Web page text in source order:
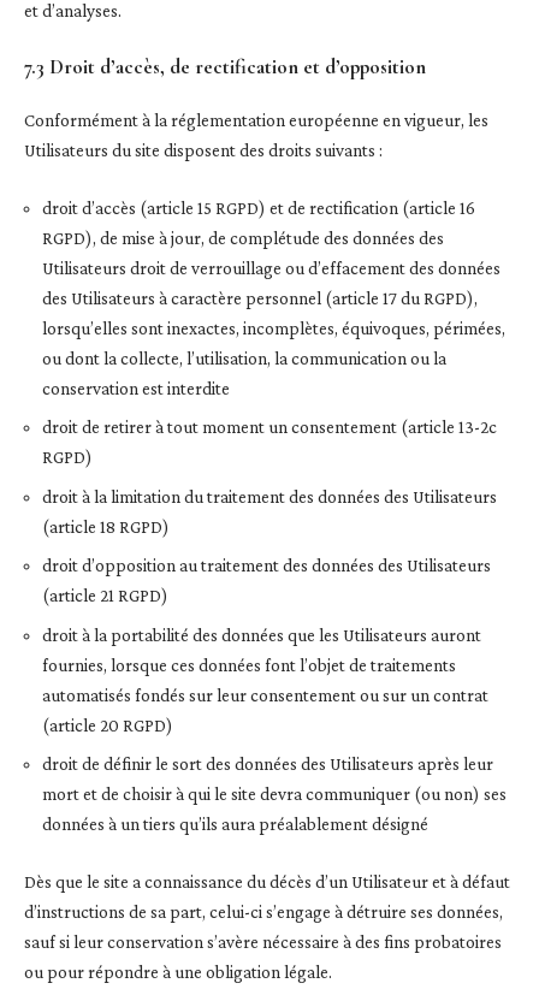
et d’analyses.
7.3 Droit d’accès, de rectification et d’opposition
Conformément à la réglementation européenne en vigueur, les
Utilisateurs du site disposent des droits suivants :
droit d’accès (article 15 RGPD) et de rectification (article 16
RGPD), de mise à jour, de complétude des données des
Utilisateurs droit de verrouillage ou d’effacement des données
des Utilisateurs à caractère personnel (article 17 du RGPD),
lorsqu’elles sont inexactes, incomplètes, équivoques, périmées,
ou dont la collecte, l’utilisation, la communication ou la
conservation est interdite
droit de retirer à tout moment un consentement (article 13-2c
RGPD)
droit à la limitation du traitement des données des Utilisateurs
(article 18 RGPD)
droit d’opposition au traitement des données des Utilisateurs
(article 21 RGPD)
droit à la portabilité des données que les Utilisateurs auront
fournies, lorsque ces données font l’objet de traitements
automatisés fondés sur leur consentement ou sur un contrat
(article 20 RGPD)
droit de définir le sort des données des Utilisateurs après leur
mort et de choisir à qui le site devra communiquer (ou non) ses
données à un tiers qu’ils aura préalablement désigné
Dès que le site a connaissance du décès d’un Utilisateur et à défaut
d’instructions de sa part, celui-ci s’engage à détruire ses données,
sauf si leur conservation s’avère nécessaire à des fins probatoires
ou pour répondre à une obligation légale.